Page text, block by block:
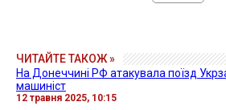
ЧИТАЙТЕ ТАКОЖ »
На Донеччині РФ атакувала поїзд
машиніст
12 травня 2025, 10:15